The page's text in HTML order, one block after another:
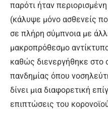
παρότι ήταν
(κάλυψε μόνο ασθενείς
σε πλήρη σύμπνοια με
μακροπρόθεσμο
καθώς διενεργήθηκε στο
πανδημίας όπου
δίνει μια διαφορετική
επιπτώσεις του